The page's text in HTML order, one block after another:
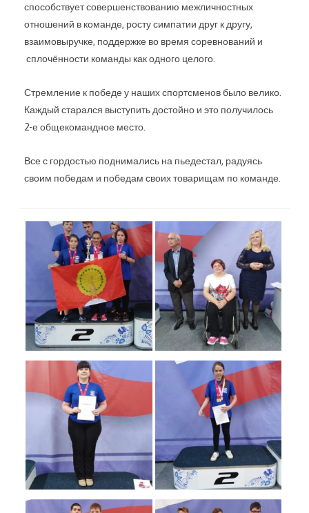
способствует совершенствованию межличностных
отношений в команде, росту симпатии друг к другу,
взаимовыручке, поддержке во время соревнований и
сплочённости команды как одного целого.
Стремление к победе у наших спортсменов было велико.
Каждый старался выступить достойно и это получилось
2-е общекомандное место.
Все с гордостью поднимались на пьедестал, радуясь
своим победам и победам своих товарищам по команде.